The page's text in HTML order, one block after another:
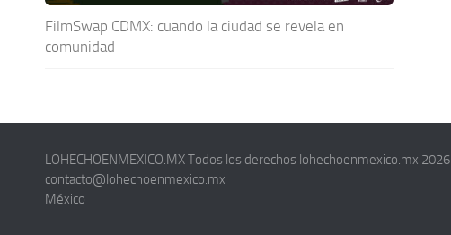
FilmSwap CDMX: cuando la ciudad se revela en
comunidad
LOHECHOENMEXICO.MX Todos los derechos lohechoenmexico.mx 2026
contacto@lohechoenmexico.mx
México